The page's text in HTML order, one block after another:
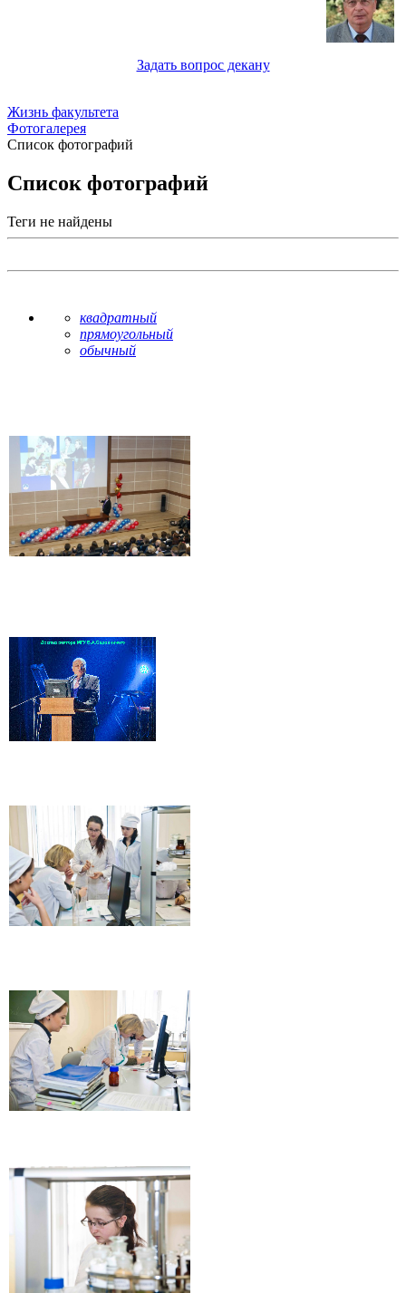
Задать вопрос декану
Жизнь факультета
Фотогалерея
Список фотографий
Список фотографий
Теги не найдены
квадратный
прямоугольный
обычный